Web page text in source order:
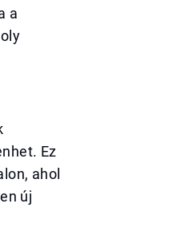
a
Ez
ahol
új